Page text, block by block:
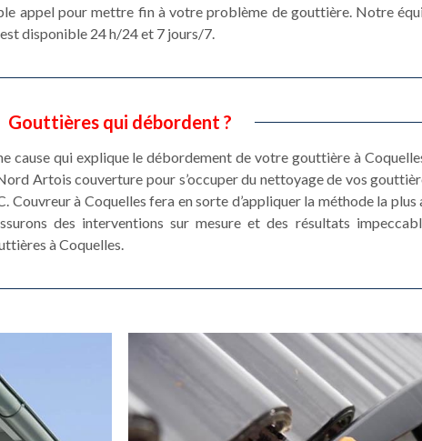
appel pour mettre fin à votre problème de gouttière. Notre
disponible 24 h/24 et 7 jours/7.
Gouttières qui débordent ?
cause qui explique le débordement de votre gouttière à
Artois couverture pour s’occuper du nettoyage de vos
Couvreur à Coquelles fera en sorte d’appliquer la méthode la
des interventions sur mesure et des résultats
à Coquelles.